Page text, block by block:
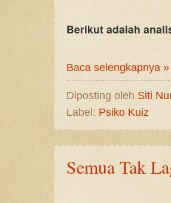
Berikut adalah
Baca selengkapnya »
Diposting oleh Siti
Label: Psiko Kuiz
Semua Tak